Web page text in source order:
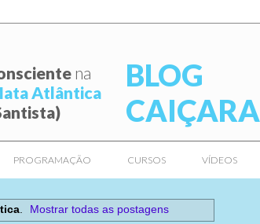
na
Atlântica
BLOG
CAIÇARA
PROGRAMAÇÃO CURSOS VÍDEOS
. Mostrar todas as postagens